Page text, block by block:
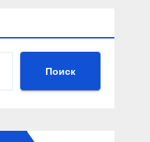
Поиск